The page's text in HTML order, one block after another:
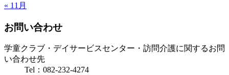
« 11月
お問い合わせ
学童クラブ・デイサービスセンター・訪問介護に関するお問
い合わせ先
Tel：082-232-4274